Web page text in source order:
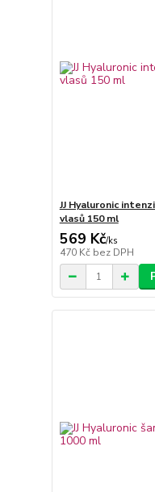
JJ Hyaluronic
vlasů 150 ml
569 Kč/ks
470 Kč bez DPH